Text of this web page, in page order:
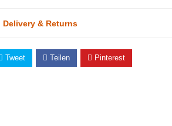
Delivery & Returns
Tweet Teilen Pinterest